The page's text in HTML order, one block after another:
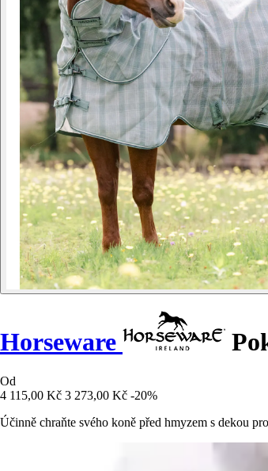
Horseware
Od
4 115,00 Kč 3 273,00 Kč -20%
Účinně chraňte svého koně před hmyzem s dekou